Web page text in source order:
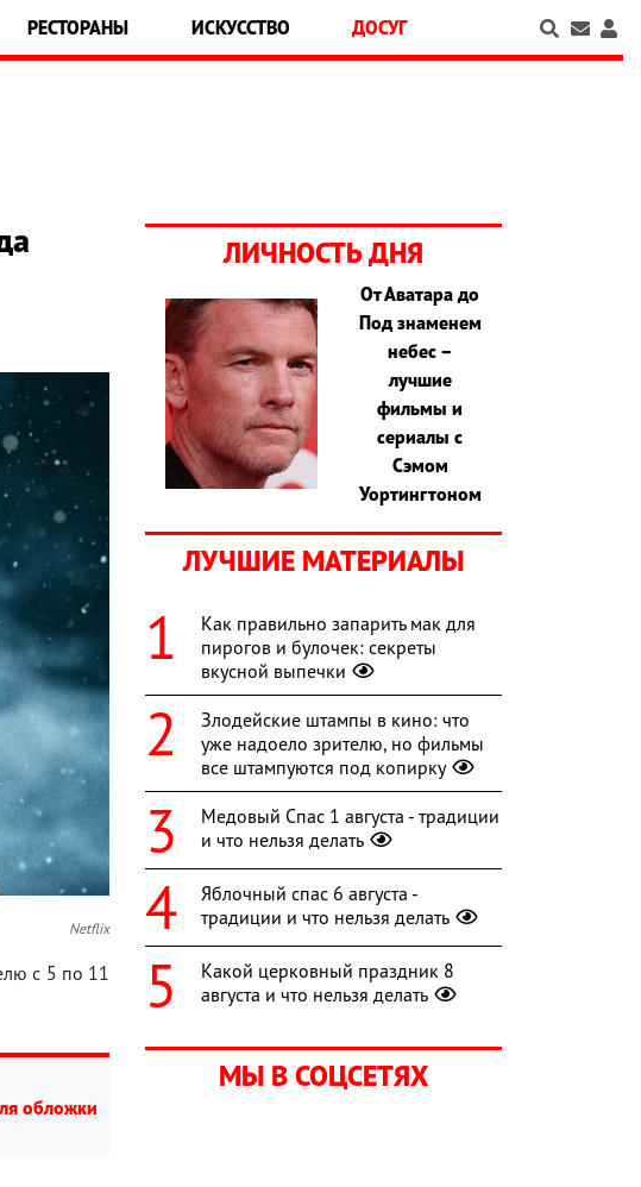
РЕСТОРАНЫ ИСКУССТВО ДОСУГ
Netflix
с 5 по 11
обложки
ЛИЧНОСТЬ ДНЯ
От Аватара до
Под знаменем
небес –
лучшие
фильмы и
сериалы с
Сэмом
Уортингтоном
ЛУЧШИЕ МАТЕРИАЛЫ
Как правильно запарить мак для
пирогов и булочек: секреты
вкусной выпечки
Злодейские штампы в кино: что
уже надоело зрителю, но фильмы
все штампуются под копирку
Медовый Спас 1 августа - традиции
и что нельзя делать
Яблочный спас 6 августа -
традиции и что нельзя делать
Какой церковный праздник 8
августа и что нельзя делать
МЫ В СОЦСЕТЯХ